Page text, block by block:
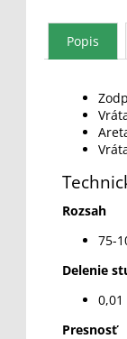
Popis
Rozsah
75-
Delenie
Presnosť